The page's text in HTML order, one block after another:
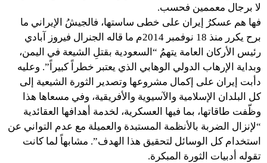
لا برجال معممين فحسب.
فها هم عسكرُ إيران على خطى ساستها، فالجيشُ الإيراني ما
برح يكرر منذ 18 نوفمبر 2014م ما قاله الجنرال فيروز آبادي
رئيس الأركان العامة يتهمُ “السعودية بقتلِ الشيعة في اليمن،
وبداية الإرهاب الدولي الوهابي الذي يعتبر خطراً كبيراً”. وعليه
دأبت إيران على إكمال مشروعها وتصدير الثورة الشيعية إلى
كل البلدان الإسلامية والآسيوية والأفريقية، وفي مسعاها هذا
وظّفت طاقاتها، بما فيها العسكرية، لخدمة أهدافها العقائدية
“لإنزال الضربة بالأنظمة المستبدة والعميلة مع عدم التواني عن
استخدام كل الوسائل لتحقيق هذا الهدف”. مشابهاً لما كانت
تقوله أدبيات الثورة المبكرة.